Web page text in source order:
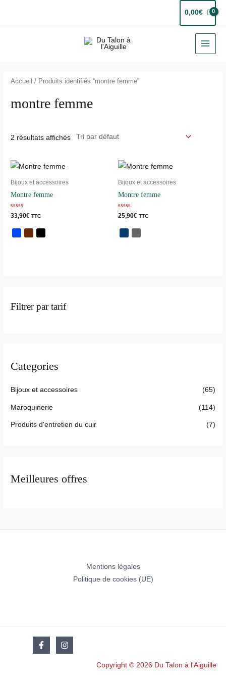
0,00€
Filtrer par tarif
Categories
Bijoux et accessoires (65)
Maroquinerie (114)
Produits d'entretien du cuir (7)
Meilleures offres
Accueil / Produits identifiés “montre femme”
montre femme
2 résultats affichés
Bijoux et accessoires
Montre femme
Note
0
5
33,90€ TTC
Bijoux et accessoires
Montre femme
Note
0
5
25,90€ TTC
Mentions légales
Politique de cookies (UE)
Copyright © 2026 Du Talon à l'Aiguille